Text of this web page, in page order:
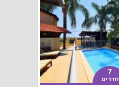
7
חדרים